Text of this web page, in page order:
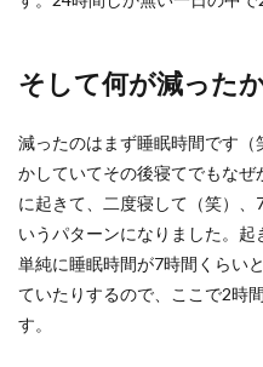
そして何が減った
減ったのはまず睡眠時間です（
かしていてその後寝てでもな
に起きて、二度寝して（笑）
いうパターンになりました。起
単純に睡眠時間が7時間くらい
ていたりするので、ここで2時
す。